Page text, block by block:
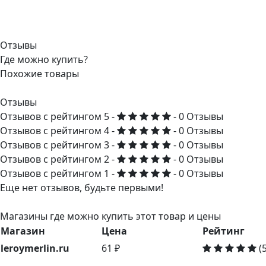
Отзывы
Где можно купить?
Похожие товары
Отзывы
Отзывов с рейтингом 5 -
- 0 Отзывы
Отзывов с рейтингом 4 -
- 0 Отзывы
Отзывов с рейтингом 3 -
- 0 Отзывы
Отзывов с рейтингом 2 -
- 0 Отзывы
Отзывов с рейтингом 1 -
- 0 Отзывы
Еще нет отзывов, будьте первыми!
Магазины где можно купить этот товар и цены
Магазин
Цена
Рейтинг
leroymerlin.ru
61 ₽